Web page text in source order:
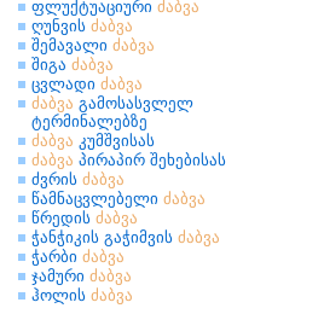
ფლუქტუაციური ძაბვა
ღუნვის ძაბვა
შემავალი ძაბვა
შიგა ძაბვა
ცვლადი ძაბვა
ძაბვა გამოსასვლელ
ტერმინალებზე
ძაბვა კუმშვისას
ძაბვა პირაპირ შეხებისას
ძვრის ძაბვა
წამნაცვლებელი ძაბვა
წრედის ძაბვა
ჭანჭიკის გაჭიმვის ძაბვა
ჭარბი ძაბვა
ჯამური ძაბვა
ჰოლის ძაბვა